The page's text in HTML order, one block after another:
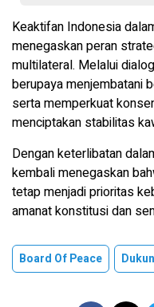
Keaktifan Indonesia
menegaskan peran
multilateral. Melalui
berupaya menjembatani
serta memperkuat
menciptakan stabilitas
Dengan keterlibatan
kembali menegaskan
tetap menjadi prioritas
amanat konstitusi dan
Board Of Peace